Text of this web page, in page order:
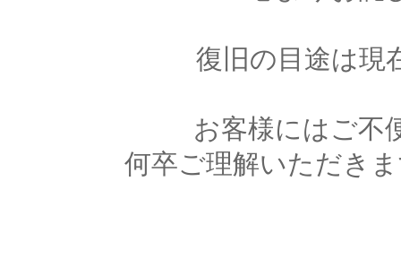
復旧の目途は現
お客様にはご不
何卒ご理解いただき